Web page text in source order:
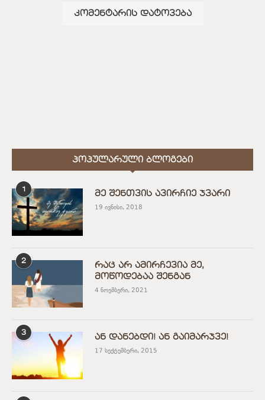
ᲞᲝᲞᲣᲚᲐᲠᲣᲚᲘ ᲑᲚᲝᲒᲔᲑᲘ
1
მე შენთვის ავირჩიე ჯვარი
19 ივნისი, 2018
2
რაც არ ამირჩევია მე,
მოწოდებაა შენგან
4 ნოემბერი, 2021
3
ან დანებდი! ან გაიმარჯვე!
17 სექტემბერი, 2015